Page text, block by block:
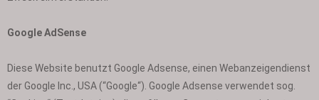
Google AdSense
Diese Website benutzt Google Adsense, einen Webanzeigendienst
der Google Inc., USA (“Google“). Google Adsense verwendet sog.